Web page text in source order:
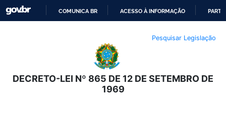
O
CONTEÚDO
COMUNICA BR ACESSO À INFORMAÇÃO
Pesquisar Legislação
DECRETO-LEI Nº 865 DE 12 DE SETEMBRO DE
1969